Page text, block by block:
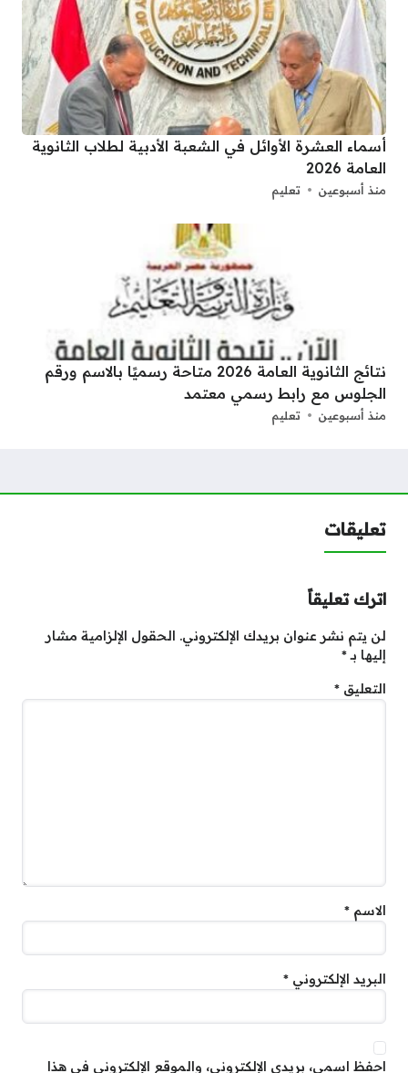
أسماء العشرة الأوائل في الشعبة الأدبية لطلاب الثانوية
العامة 2026
منذ أسبوعين تعليم
نتائج الثانوية العامة 2026 متاحة رسميًا بالاسم ورقم
الجلوس مع رابط رسمي معتمد
منذ أسبوعين تعليم
تعليقات
اترك تعليقاً
لن يتم نشر عنوان بريدك الإلكتروني. الحقول الإلزامية مشار
إليها بـ*
التعليق *
الاسم *
البريد الإلكتروني *
احفظ اسمي، بريدي الإلكتروني، والموقع الإلكتروني في هذا